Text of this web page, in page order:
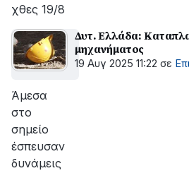
χθες 19/8
Δυτ. Ελλάδα:
μηχανήματος
19 Αυγ 2025 11:22 σε
Άμεσα
στο
σημείο
έσπευσαν
δυνάμεις